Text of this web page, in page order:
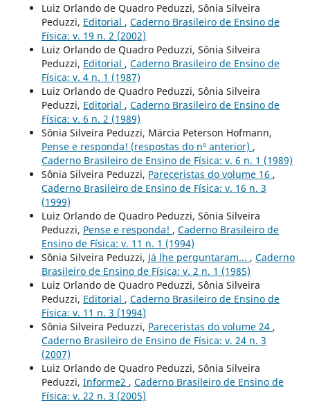
Luiz Orlando de Quadro Peduzzi, Sônia Silveira
Peduzzi, Editorial , Caderno Brasileiro de Ensino de
Física: v. 19 n. 2 (2002)
Luiz Orlando de Quadro Peduzzi, Sônia Silveira
Peduzzi, Editorial , Caderno Brasileiro de Ensino de
Física: v. 4 n. 1 (1987)
Luiz Orlando de Quadro Peduzzi, Sônia Silveira
Peduzzi, Editorial , Caderno Brasileiro de Ensino de
Física: v. 6 n. 2 (1989)
Sônia Silveira Peduzzi, Márcia Peterson Hofmann,
Pense e responda! (respostas do nº anterior) ,
Caderno Brasileiro de Ensino de Física: v. 6 n. 1 (1989)
Sônia Silveira Peduzzi, Pareceristas do volume 16 ,
Caderno Brasileiro de Ensino de Física: v. 16 n. 3
(1999)
Luiz Orlando de Quadro Peduzzi, Sônia Silveira
Peduzzi, Pense e responda! , Caderno Brasileiro de
Ensino de Física: v. 11 n. 1 (1994)
Sônia Silveira Peduzzi, Já lhe perguntaram... , Caderno
Brasileiro de Ensino de Física: v. 2 n. 1 (1985)
Luiz Orlando de Quadro Peduzzi, Sônia Silveira
Peduzzi, Editorial , Caderno Brasileiro de Ensino de
Física: v. 11 n. 3 (1994)
Sônia Silveira Peduzzi, Pareceristas do volume 24 ,
Caderno Brasileiro de Ensino de Física: v. 24 n. 3
(2007)
Luiz Orlando de Quadro Peduzzi, Sônia Silveira
Peduzzi, Informe2 , Caderno Brasileiro de Ensino de
Física: v. 22 n. 3 (2005)